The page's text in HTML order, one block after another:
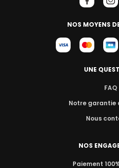
NOS MOYENS
UNE
FAQ
Notre garantie
Nous
NOS
Paiement